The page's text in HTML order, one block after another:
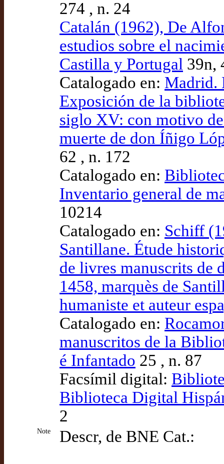
274 , n. 24
Catalán (1962), De
estudios sobre el
Castilla y Portugal 39n,
Catalogado en: Madrid.
Exposición de la
siglo XV: con motivo
muerte de don Íñigo
62 , n. 172
Catalogado en:
Inventario general de
10214
Catalogado en: Schiff
Santillane. Étude
de livres manuscrits de
1458, marquès de
humaniste et auteur
Catalogado en:
manuscritos de la
é Infantado 25 , n. 87
Facsímil digital:
Biblioteca Digital
2
Note Descr, de BNE Cat.: